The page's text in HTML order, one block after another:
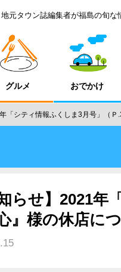
地元タウン誌編集者が福島の旬な
グルメ おでかけ
「シティ情報ふくしま3月号」（
知らせ】2021
』様の休店に